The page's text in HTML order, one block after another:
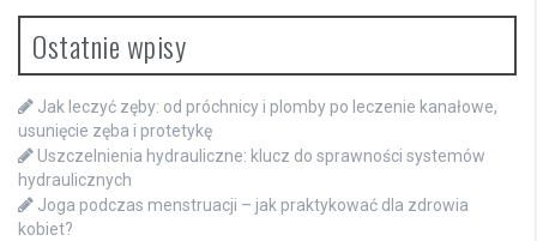
Ostatnie wpisy
Jak leczyć zęby: od próchnicy i plomby po leczenie kanałowe,
usunięcie zęba i protetykę
Uszczelnienia hydrauliczne: klucz do sprawności systemów
hydraulicznych
Joga podczas menstruacji – jak praktykować dla zdrowia
kobiet?